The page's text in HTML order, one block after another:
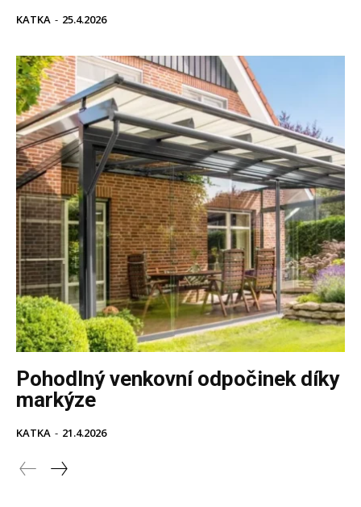
KATKA - 25.4.2026
Pohodlný venkovní odpočinek díky
markýze
KATKA - 21.4.2026